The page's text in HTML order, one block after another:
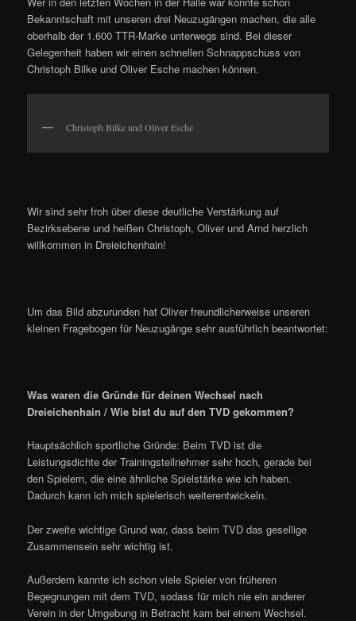
Bekanntschaft mit unseren drei Neuzugängen machen, die alle
oberhalb der 1.600 TTR-Marke unterwegs sind. Bei dieser
Gelegenheit haben wir einen schnellen Schnappschuss von
Christoph Bilke und Oliver Esche machen können.
Christoph Bilke und Oliver Esche
Wir sind sehr froh über diese deutliche Verstärkung auf
Bezirksebene und heißen Christoph, Oliver und Arnd herzlich
willkommen in Dreieichenhain!
Um das Bild abzurunden hat Oliver freundlicherweise unseren
kleinen Fragebogen für Neuzugänge sehr ausführlich beantwortet:
Was waren die Gründe für deinen Wechsel nach
Dreieichenhain / Wie bist du auf den TVD gekommen?
Hauptsächlich sportliche Gründe: Beim TVD ist die
Leistungsdichte der Trainingsteilnehmer sehr hoch, gerade bei
den Spielern, die eine ähnliche Spielstärke wie ich haben.
Dadurch kann ich mich spielerisch weiterentwickeln.
Der zweite wichtige Grund war, dass beim TVD das gesellige
Zusammensein sehr wichtig ist.
Außerdem kannte ich schon viele Spieler von früheren
Begegnungen mit dem TVD, sodass für mich nie ein anderer
Verein in der Umgebung in Betracht kam bei einem Wechsel.